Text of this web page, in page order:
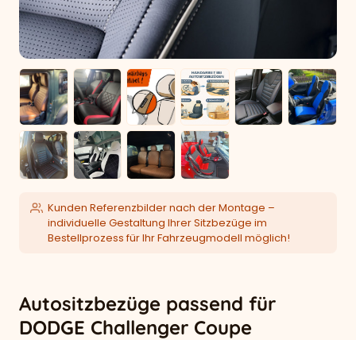
Kunden Referenzbilder nach der Montage –
individuelle Gestaltung Ihrer Sitzbezüge im
Bestellprozess für Ihr Fahrzeugmodell möglich!
Autositzbezüge passend für
DODGE Challenger Coupe